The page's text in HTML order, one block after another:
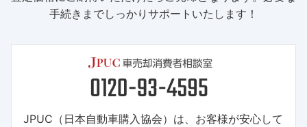
手続きまでしっかりサポートいたします！
JPUC（日本自動車購入協会）は、お客様が安心して